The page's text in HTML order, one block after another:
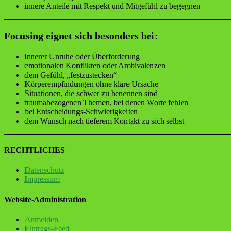
innere Anteile mit Respekt und Mitgefühl zu begegnen
Focusing eignet sich besonders bei:
innerer Unruhe oder Überforderung
emotionalen Konflikten oder Ambivalenzen
dem Gefühl, „festzustecken“
Körperempfindungen ohne klare Ursache
Situationen, die schwer zu benennen sind
traumabezogenen Themen, bei denen Worte fehlen
bei Entscheidungs-Schwierigkeiten
dem Wunsch nach tieferem Kontakt zu sich selbst
RECHTLICHES
Datenschutz
Impressum
Website-Administration
Anmelden
Eintrags-Feed